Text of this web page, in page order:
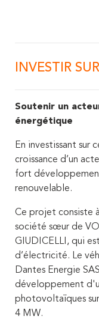
INVESTIR
Soutenir un
énergétique
En investissant sur
croissance d’un
fort
renouvelable.
Ce projet consiste
société sœur de
GIUDICELLI, qui
d’électricité. Le
Dantes Energie
développement
photovoltaïques
4 MW.